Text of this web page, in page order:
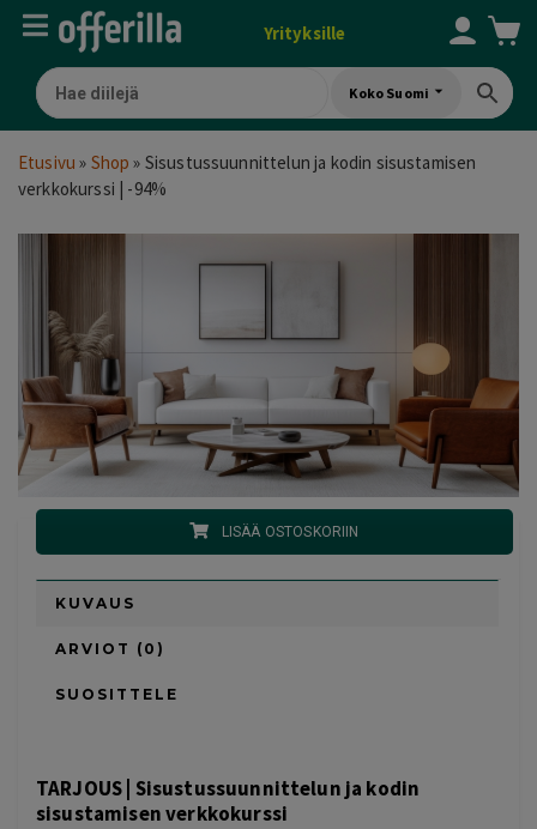
Yrityksille
Koko Suomi
Etusivu » Shop » Sisustussuunnittelun ja kodin sisustamisen
verkkokurssi | -94%
LISÄÄ OSTOSKORIIN
KUVAUS
ARVIOT (0)
SUOSITTELE
TARJOUS | Sisustussuunnittelun ja kodin
sisustamisen verkkokurssi